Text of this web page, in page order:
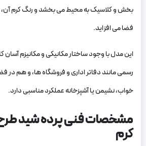
بخش و کلاسیک به محیط می ‌بخشد و رنگ کرم آن،
فضا می ‌افزاید.
این مدل با وجود ساختار مکانیکی و مکانیزم
رسمی مانند دفاتر اداری و فروشگاه ‌ها، و هم در
خواب، نشیمن یا آشپزخانه عملکرد مناسبی دارد.
مشخصات فنی پرده شید
کرم